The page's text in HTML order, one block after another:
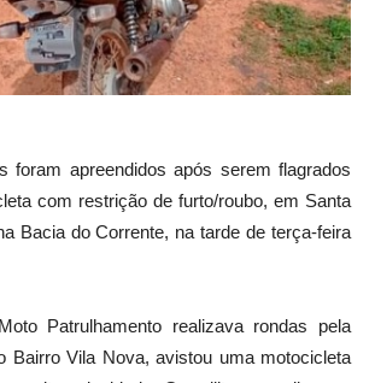
foram apreendidos após serem flagrados
com restrição de furto/roubo, em Santa
Bacia do Corrente, na tarde de terça-feira
Patrulhamento realizava rondas pela
Bairro Vila Nova, avistou uma motocicleta